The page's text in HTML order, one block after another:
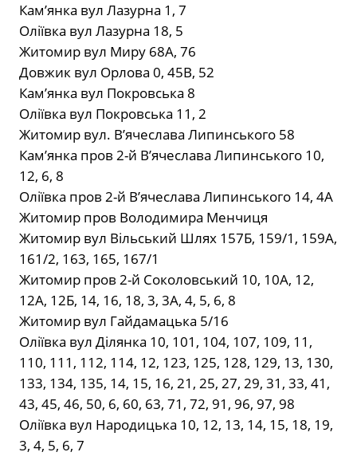
Кам’янка вул Лазурна 1, 7
Оліївка вул Лазурна 18, 5
Житомир вул Миру 68А, 76
Довжик вул Орлова 0, 45В, 52
Кам’янка вул Покровська 8
Оліївка вул Покровська 11, 2
Житомир вул. В’ячеслава Липинського 58
Кам’янка пров 2-й В’ячеслава Липинського 10,
12, 6, 8
Оліївка пров 2-й В’ячеслава Липинського 14, 4А
Житомир пров Володимира Менчиця
Житомир вул Вільський Шлях 157Б, 159/1, 159А,
161/2, 163, 165, 167/1
Житомир пров 2-й Соколовський 10, 10А, 12,
12А, 12Б, 14, 16, 18, 3, 3А, 4, 5, 6, 8
Житомир вул Гайдамацька 5/16
Оліївка вул Ділянка 10, 101, 104, 107, 109, 11,
110, 111, 112, 114, 12, 123, 125, 128, 129, 13, 130,
133, 134, 135, 14, 15, 16, 21, 25, 27, 29, 31, 33, 41,
43, 45, 46, 50, 6, 60, 63, 71, 72, 91, 96, 97, 98
Оліївка вул Народицька 10, 12, 13, 14, 15, 18, 19,
3, 4, 5, 6, 7